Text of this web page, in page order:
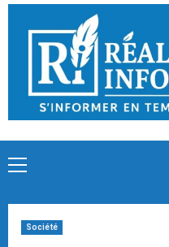
Skip
content
Primary
Société